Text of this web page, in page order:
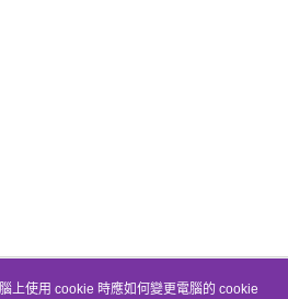
上使用 cookie 時應如何變更電腦的 cookie